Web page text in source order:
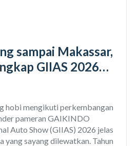
sampai Makassar,
GIIAS 2026
Otofriends
hobi mengikuti perkembangan
pameran GAIKINDO
Auto Show (GIIAS) 2026 jelas
yang sayang dilewatkan. Tahun